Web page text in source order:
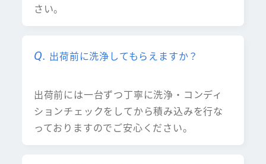
さい。
出荷前に洗浄してもらえますか？
出荷前には一台ずつ丁寧に洗浄・コンディ
ションチェックをしてから積み込みを行な
っておりますのでご安心ください。